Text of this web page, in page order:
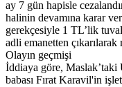
ay 7 gün hapisle
halinin devamına karar
gerekçesiyle 1 TL’lik
adli emanetten
Olayın geçmişi
İddiaya göre,
babası Fırat Karavil'in